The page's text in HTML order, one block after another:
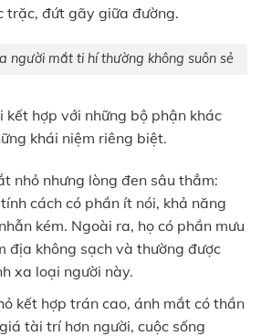
trặc, đứt gãy giữa đường.
người mắt ti hí thường không suôn sẻ
kết hợp với những bộ phận khác
khái niệm riêng biệt.
nhỏ nhưng lòng đen sâu thẳm:
cách có phần ít nói, khả năng
kém. Ngoài ra, họ có phần mưu
địa không sạch và thường được
xa loại người này.
kết hợp trán cao, ánh mắt có thần
tài trí hơn người, cuộc sống